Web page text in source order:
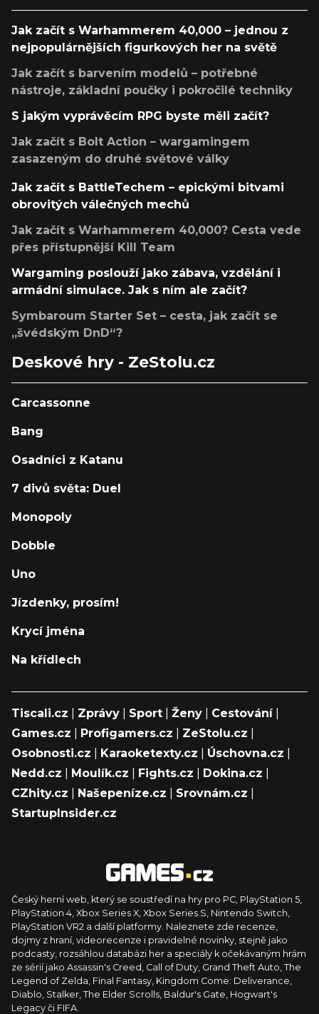
Jak začít s Warhammerem 40,000 – jednou z
nejpopulárnějších figurkových her na světě
Jak začít s barvením modelů – potřebné
nástroje, základní poučky i pokročilé techniky
S jakým vyprávěcím RPG byste měli začít?
Jak začít s Bolt Action – wargamingem
zasazeným do druhé světové války
Jak začít s BattleTechem – epickými bitvami
obrovitých válečných mechů
Jak začít s Warhammerem 40,000? Cesta vede
přes přístupnější Kill Team
Wargaming poslouží jako zábava, vzdělání i
armádní simulace. Jak s ním ale začít?
Symbaroum Starter Set – cesta, jak začít se
„švédským DnD“?
Deskové hry - ZeStolu.cz
Carcassonne
Bang
Osadníci z Katanu
7 divů světa: Duel
Monopoly
Dobble
Uno
Jízdenky, prosím!
Krycí jména
Na křídlech
Tiscali.cz Zprávy Sport Ženy Cestování|
Games.cz
Profigamers.cz ZeStolu.cz
Osobnosti.cz
Karaoketexty.cz Úschovna.cz
Nedd.cz
Moulík.cz Fights.cz Dokina.cz
CZhity.cz
Našepeníze.cz Srovnám.cz
StartupInsider.cz
Český herní web, který se soustředí na hry pro PC, PlayStation 5,
PlayStation 4, Xbox Series X, Xbox Series S, Nintendo Switch,
PlayStation VR2 a další platformy. Naleznete zde recenze,
dojmy z hraní, videorecenze i pravidelné novinky, stejně jako
podcasty, rozsáhlou databázi her a speciály k očekávaným hrám
ze sérií jako Assassin's Creed, Call of Duty, Grand Theft Auto, The
Legend of Zelda, Final Fantasy, Kingdom Come: Deliverance,
Diablo, Stalker, The Elder Scrolls, Baldur's Gate, Hogwart's
Legacy či FIFA.